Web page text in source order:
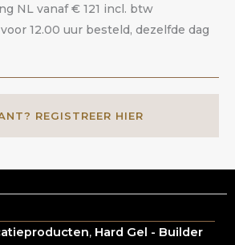
NL vanaf € 121 incl. btw
12.00 uur besteld, dezelfde dag
REGISTREER HIER
, Hard Gel - Builder